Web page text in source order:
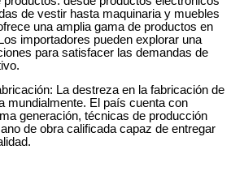
de vestir hasta maquinaria y muebles
una amplia gama de productos en
importadores pueden explorar una
para satisfacer las demandas de
La destreza en la fabricación de
mundialmente. El país cuenta con
generación, técnicas de producción
de obra calificada capaz de entregar